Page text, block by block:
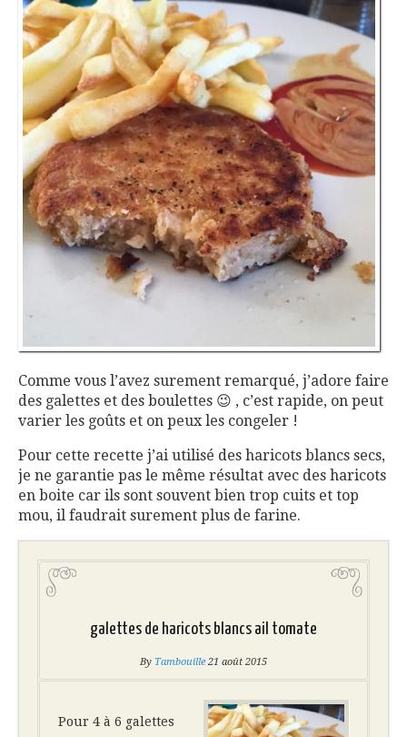
Comme vous l’avez surement remarqué, j’adore faire
des galettes et des boulettes 😉 , c’est rapide, on peut
varier les goûts et on peux les congeler !
Pour cette recette j’ai utilisé des haricots blancs secs,
je ne garantie pas le même résultat avec des haricots
en boite car ils sont souvent bien trop cuits et top
mou, il faudrait surement plus de farine.
galettes de haricots blancs ail tomate
By Tambouille 21 août 2015
Pour 4 à 6 galettes